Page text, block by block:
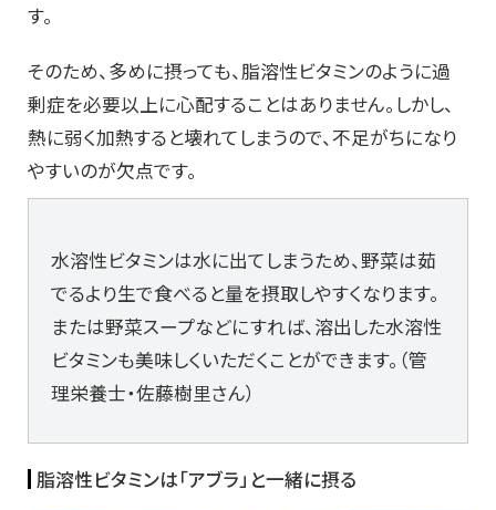
す。
そのため、多めに摂っても、脂溶性ビタミンのように過
剰症を必要以上に心配することはありません。しかし、
熱に弱く加熱すると壊れてしまうので、不足がちになり
やすいのが欠点です。
水溶性ビタミンは水に出てしまうため、野菜は茹
でるより生で食べると量を摂取しやすくなります。
または野菜スープなどにすれば、溶出した水溶性
ビタミンも美味しくいただくことができます。（管
理栄養士・佐藤樹里さん）
脂溶性ビタミンは「アブラ」と一緒に摂る